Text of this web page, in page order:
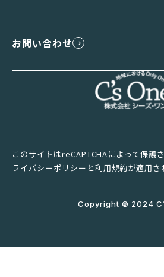
このサイトはreCAPTCHAによって保護
ライバシーポリシー と利用規約が適用さ
Copyright © 2024
お問い合わせ